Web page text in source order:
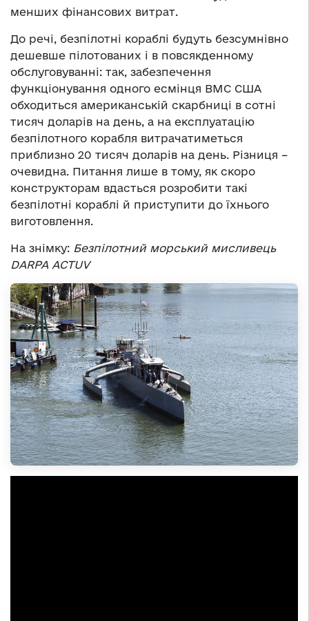
менших фінансових витрат.
До речі, безпілотні кораблі будуть безсумнівно
дешевше пілотованих і в повсякденному
обслуговуванні: так, забезпечення
функціонування одного есмінця ВМС США
обходиться американській скарбниці в сотні
тисяч доларів на день, а на експлуатацію
безпілотного корабля витрачатиметься
приблизно 20 тисяч доларів на день. Різниця –
очевидна. Питання лише в тому, як скоро
конструкторам вдасться розробити такі
безпілотні кораблі й приступити до їхнього
виготовлення.
На знімку: Безпілотний морський мисливець
DARPA ACTUV